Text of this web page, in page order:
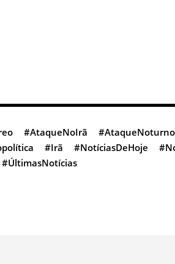
#AtaqueNoIrã #AtaqueNoturno
#Irã #NotíciasDeHoje
#ÚltimasNotícias